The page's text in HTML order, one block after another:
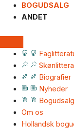
BOGUDSALG
ANDET
Biografier
Nyheder
Bogudsalg
Om os
Hollandsk